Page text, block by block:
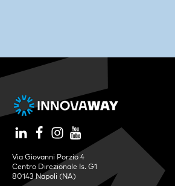
Via Giovanni Porzio 4
Centro Direzionale Is. G1
80143 Napoli (NA)